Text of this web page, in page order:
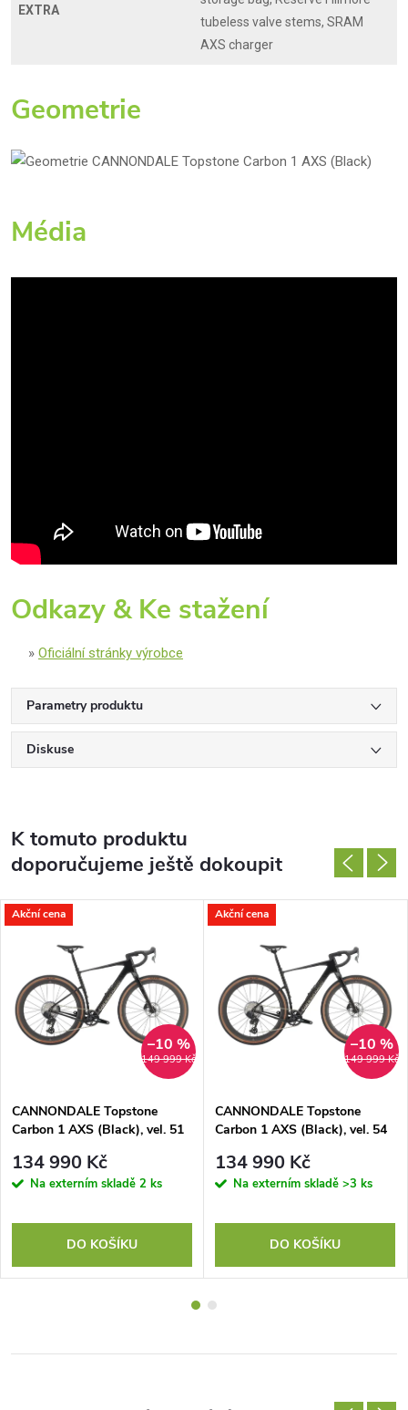
EXTRA
tubeless valve stems, SRAM
AXS charger
Geometrie
Média
Odkazy & Ke stažení
Oficiální stránky výrobce
Parametry produktu
Diskuse
K tomuto produktu
doporučujeme ještě dokoupit
Akční cena
149 999 Kč
–10 %
CANNONDALE Topstone
Carbon 1 AXS (Black), vel. 51
134 990 Kč
Na externím skladě 2 ks
DO KOŠÍKU
Akční cena
149 999 Kč
–10 %
CANNONDALE Topstone
Carbon 1 AXS (Black), vel. 54
134 990 Kč
Na externím skladě >3 ks
DO KOŠÍKU